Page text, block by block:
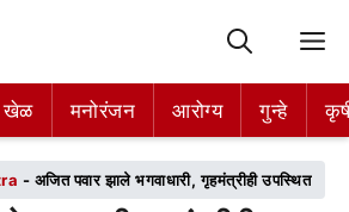
खेळ मनोरंजन आरोग्य गुन्हे
खेळ मनोरंजन आरोग्य गुन्हे
- अजित पवार झाले भगवाधारी, गृहमंत्रीही उपस्थित